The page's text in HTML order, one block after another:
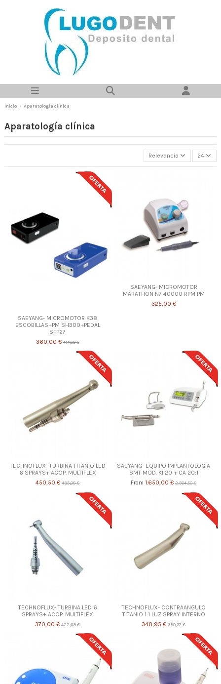
Inicio Aparatología clínica
Aparatología clínica
Relevancia 24
SAEYANG- MICROMOTOR K38
ESCOBILLAS+PM SH300+PEDAL
SFP27
360,00 €414,60 €
SAEYANG- MICROMOTOR
MARATHON N7 40000 RPM PM
325,00 €
TECHNOFLUX- TURBINA TITANIO LED
6 SPRAYS+ ACOP. MULTIFLEX
450,50 € 495,08 €
SAEYANG- EQUIPO IMPLANTOLOGIA
SMT MOD. KI 20 + CA 20:1
From 1.650,00 € 2.564,50 €
TECHNOFLUX- TURBINA LED 6
SPRAYS+ ACOP. MULTIFLEX
370,00 € 422,69 €
TECHNOFLUX- CONTRAANGULO
TITANIO 1:1 LUZ SPRAY INTERNO
340,95 € 390,37 €